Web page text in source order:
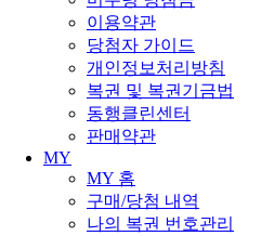
이용약관
당첨자 가이드
개인정보처리방침
복권 및 복권기금법
동행클린센터
판매약관
MY
MY 홈
구매/당첨 내역
나의 복권 번호관리